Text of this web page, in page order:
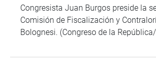
Congresista Juan Burgos preside la
Comisión de Fiscalización y
Bolognesi. (Congreso de la